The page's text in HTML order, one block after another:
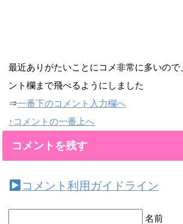
最近ありがたいことにコメ非常に多いので
ント欄まで飛べるようにしました
⇒一番下のコメント入力欄へ
↑コメントの一番上へ
コメントを残す
コメント利用ガイドライン
名前